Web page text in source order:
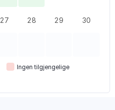
27 28 29 30
Ingen tilgjengelige